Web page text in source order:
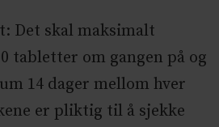
Det skal maksimalt
tabletter om gangen på og
14 dager mellom hver
er pliktig til å sjekke